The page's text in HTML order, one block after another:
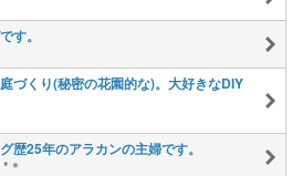
す。
づくり(秘密の花園的な)。大好きなDIY
歴25年のアラカンの主婦です。
＊